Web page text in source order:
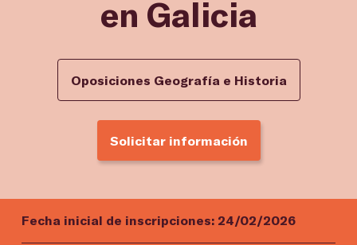
en Galicia
Oposiciones Geografía e Historia
Solicitar información
Fecha inicial de inscripciones: 24/02/2026